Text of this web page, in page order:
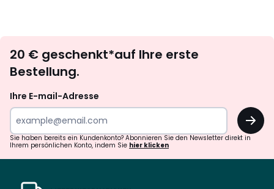
abonnieren
20 € geschenkt*auf Ihre erste
Bestellung.
Ihre E-mail-Adresse
OK
Sie haben bereits ein Kundenkonto? Abonnieren Sie den Newsletter direkt in
Ihrem persönlichen Konto, indem Sie hier klicken